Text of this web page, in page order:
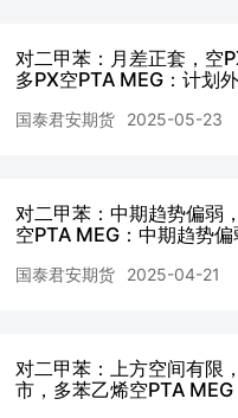
对二甲苯：月差正套，空
多PX空PTA MEG：计划
国泰君安期货 2025-05-23
对二甲苯：中期趋势偏弱
空PTA MEG：中期趋势
国泰君安期货 2025-04-21
对二甲苯：上方空间有限
市，多苯乙烯空PTA